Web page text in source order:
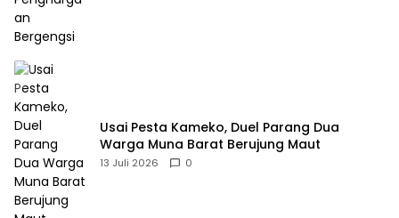
Usai Pesta Kameko, Duel Parang Dua
Warga Muna Barat Berujung Maut
13 Juli 2026 0